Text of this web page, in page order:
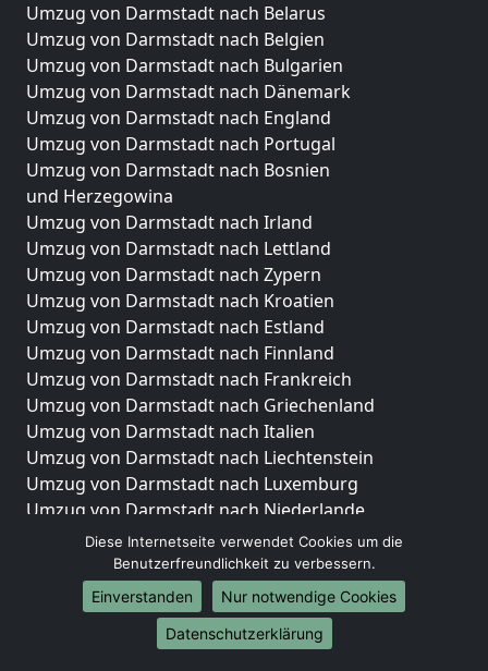
Umzug von Darmstadt nach Belarus
Umzug von Darmstadt nach Belgien
Umzug von Darmstadt nach Bulgarien
Umzug von Darmstadt nach Dänemark
Umzug von Darmstadt nach England
Umzug von Darmstadt nach Portugal
Umzug von Darmstadt nach Bosnien
und Herzegowina
Umzug von Darmstadt nach Irland
Umzug von Darmstadt nach Lettland
Umzug von Darmstadt nach Zypern
Umzug von Darmstadt nach Kroatien
Umzug von Darmstadt nach Estland
Umzug von Darmstadt nach Finnland
Umzug von Darmstadt nach Frankreich
Umzug von Darmstadt nach Griechenland
Umzug von Darmstadt nach Italien
Umzug von Darmstadt nach Liechtenstein
Umzug von Darmstadt nach Luxemburg
Umzug von Darmstadt nach Niederlande
Umzug von Darmstadt nach Norwegen
Umzüge-Deutschlandweit
Umzug von Darmstadt nach Berlin
Umzug von Darmstadt nach Hamburg
Diese Internetseite verwendet Cookies um die
Benutzerfreundlichkeit zu verbessern.
Einverstanden
Nur notwendige Cookies
Datenschutzerklärung